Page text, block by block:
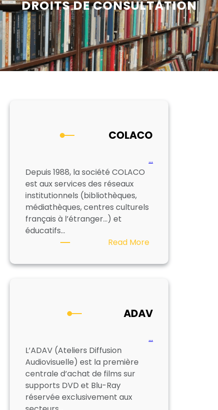
DROITS DE CONSULTATION
COLACO
…
Depuis 1988, la société COLACO
est aux services des réseaux
institutionnels (bibliothèques,
médiathèques, centres culturels
français à l’étranger…) et
éducatifs…
Read More:
ADAV
…
L’ADAV (Ateliers Diffusion
Audiovisuelle) est la première
centrale d’achat de films sur
supports DVD et Blu-Ray
réservée exclusivement aux